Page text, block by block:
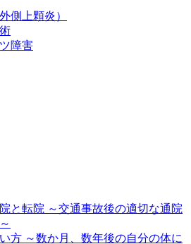
側上顆炎）
障害
と転院 ～交通事故後の適切な通院
方 ～数か月、数年後の自分の体に